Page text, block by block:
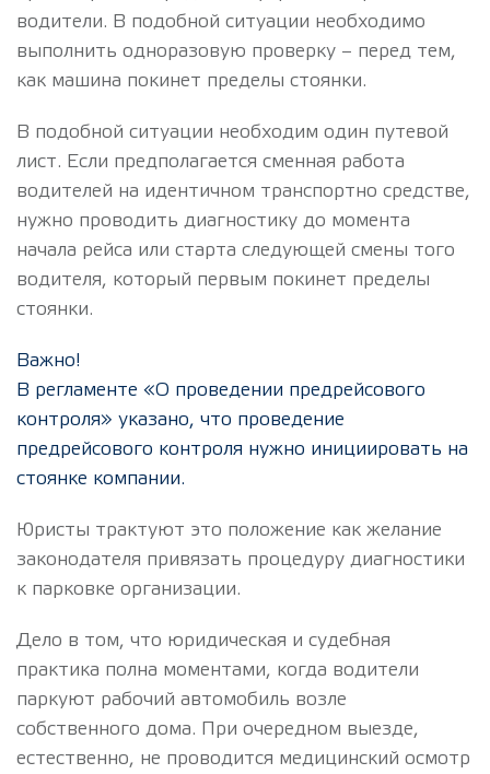
водители. В подобной ситуации необходимо
выполнить одноразовую проверку – перед тем,
как машина покинет пределы стоянки.
В подобной ситуации необходим один путевой
лист. Если предполагается сменная работа
водителей на идентичном транспортно средстве,
нужно проводить диагностику до момента
начала рейса или старта следующей смены того
водителя, который первым покинет пределы
стоянки.
Важно!
В регламенте «О проведении предрейсового
контроля» указано, что проведение
предрейсового контроля нужно инициировать на
стоянке компании.
Юристы трактуют это положение как желание
законодателя привязать процедуру диагностики
к парковке организации.
Дело в том, что юридическая и судебная
практика полна моментами, когда водители
паркуют рабочий автомобиль возле
собственного дома. При очередном выезде,
естественно, не проводится медицинский осмотр